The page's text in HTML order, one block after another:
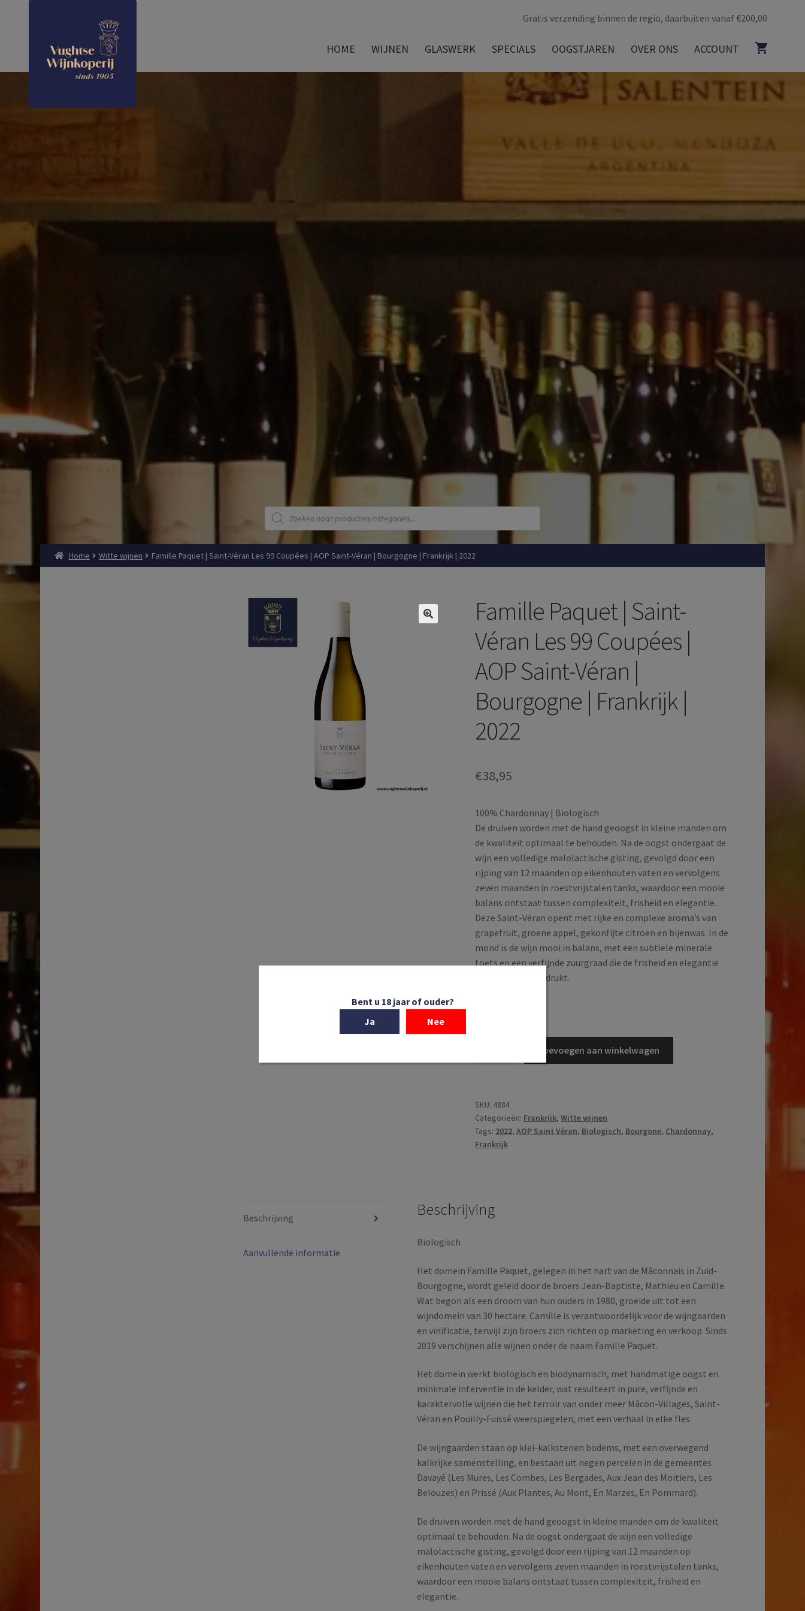
Gratis verzending binnen de regio, daarbuiten vanaf €200,00
HOME WIJNEN GLASWERK SPECIALS OOGSTJAREN OVER ONS ACCOUNT
Producten
zoeken
Home Witte wijnen Famille Paquet | Saint-Véran Les 99 Coupées | AOP Saint-Véran | Bourgogne | Frankrijk | 2022
Famille Paquet | Saint-
Véran Les 99 Coupées |
AOP Saint-Véran |
Bourgogne | Frankrijk |
2022
€38,95
100% Chardonnay | Biologisch
De druiven worden met de hand geoogst in kleine manden om
de kwaliteit optimaal te behouden. Na de oogst ondergaat de
wijn een volledige malolactische gisting, gevolgd door een
rijping van 12 maanden op eikenhouten vaten en vervolgens
zeven maanden in roestvrijstalen tanks, waardoor een mooie
balans ontstaat tussen complexiteit, frisheid en elegantie.
Deze Saint-Véran opent met rijke en complexe aroma’s van
grapefruit, groene appel, gekonfijte citroen en bijenwas. In de
mond is de wijn mooi in balans, met een subtiele minerale
toets en een verfijnde zuurgraad die de frisheid en elegantie
van de druif benadrukt.
Véran
Les
99
Coupées
Véran
Frankrijk
|
2022
aantal
Toevoegen aan winkelwagen
SKU: 4884
Categorieën: Frankrijk,Witte wijnen
Tags: 2022,AOP Saint Véran, Biologisch, Bourgone, Chardonnay,
Frankrijk
Beschrijving
Aanvullende informatie
Beschrijving
Biologisch
Het domein Famille Paquet, gelegen in het hart van de Mâconnais in Zuid-
Bourgogne, wordt geleid door de broers Jean-Baptiste, Mathieu en Camille.
Wat begon als een droom van hun ouders in 1980, groeide uit tot een
wijndomein van 30 hectare. Camille is verantwoordelijk voor de wijngaarden
en vinificatie, terwijl zijn broers zich richten op marketing en verkoop. Sinds
2019 verschijnen alle wijnen onder de naam Famille Paquet.
Het domein werkt biologisch en biodynamisch, met handmatige oogst en
minimale interventie in de kelder, wat resulteert in pure, verfijnde en
karaktervolle wijnen die het terroir van onder meer Mâcon-Villages, Saint-
Véran en Pouilly-Fuissé weerspiegelen, met een verhaal in elke fles.
De wijngaarden staan op klei-kalkstenen bodems, met een overwegend
kalkrijke samenstelling, en bestaan uit negen percelen in de gemeentes
Davayé (Les Mures, Les Combes, Les Bergades, Aux Jean des Moitiers, Les
Belouzes) en Prissé (Aux Plantes, Au Mont, En Marzes, En Pommard).
De druiven worden met de hand geoogst in kleine manden om de kwaliteit
optimaal te behouden. Na de oogst ondergaat de wijn een volledige
malolactische gisting, gevolgd door een rijping van 12 maanden op
eikenhouten vaten en vervolgens zeven maanden in roestvrijstalen tanks,
waardoor een mooie balans ontstaat tussen complexiteit, frisheid en
elegantie.
Bent u 18 jaar of ouder?
Ja
Nee